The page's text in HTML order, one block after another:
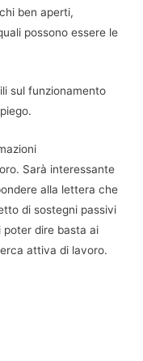
ben aperti,
possono essere le
sul funzionamento
Sarà interessante
alla lettera che
di sostegni passivi
poter dire basta ai
attiva di lavoro.